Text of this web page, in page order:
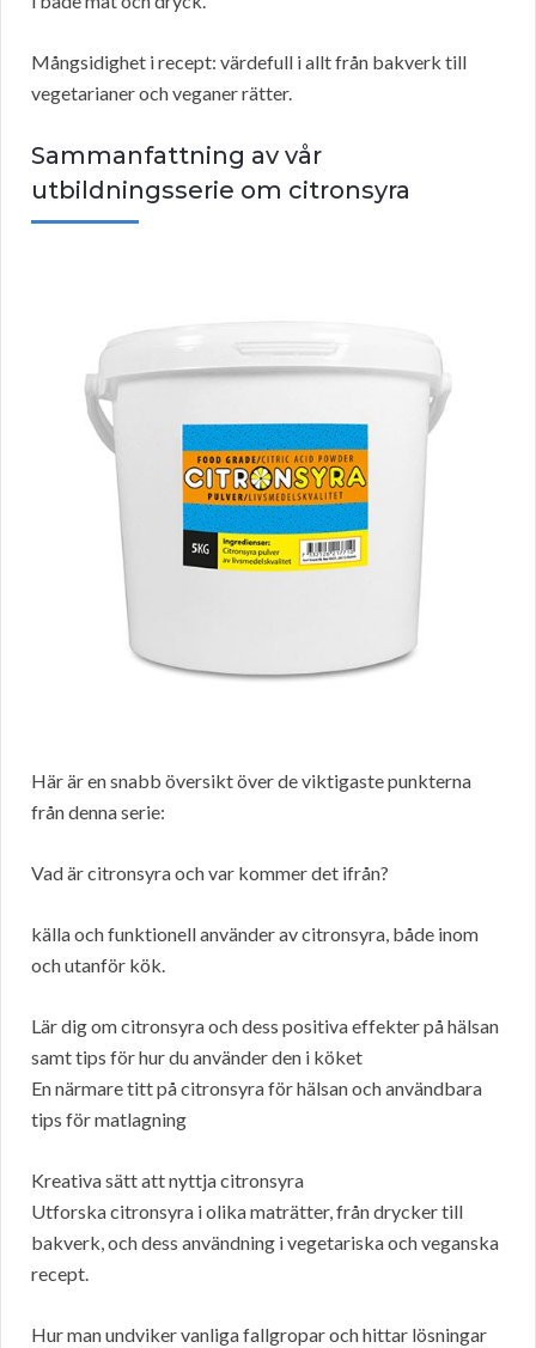
Mångsidighet i recept: värdefull i allt från bakverk till
vegetarianer och veganer rätter.
Sammanfattning av vår
utbildningsserie om citronsyra
Här är en snabb översikt över de viktigaste punkterna
från denna serie:
Vad är citronsyra och var kommer det ifrån?
källa och funktionell använder av citronsyra, både inom
och utanför kök.
Lär dig om citronsyra och dess positiva effekter på hälsan
samt tips för hur du använder den i köket
En närmare titt på citronsyra för hälsan och användbara
tips för matlagning
Kreativa sätt att nyttja citronsyra
Utforska citronsyra i olika maträtter, från drycker till
bakverk, och dess användning i vegetariska och veganska
recept.
Hur man undviker vanliga fallgropar och hittar lösningar